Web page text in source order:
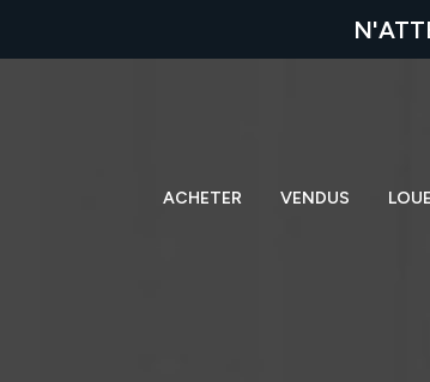
ACHETER VENDUS